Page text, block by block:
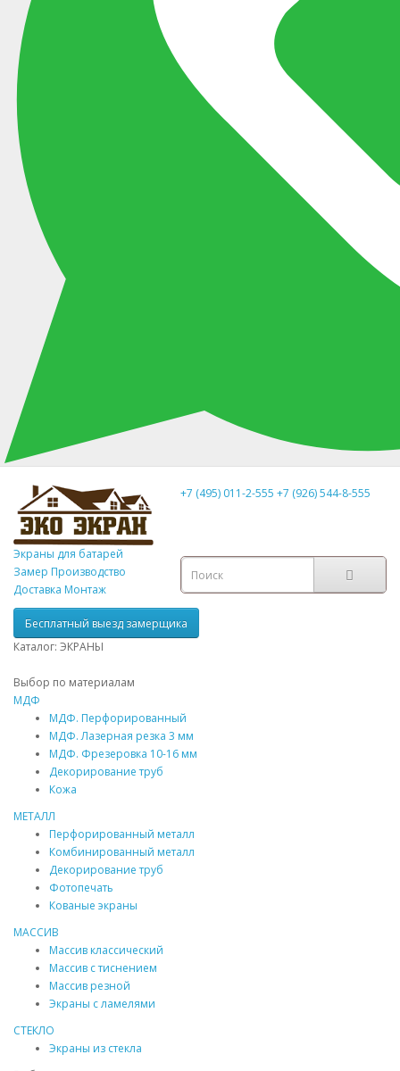
Экраны для батарей
Замер Производство
Доставка Монтаж
+7 (495) 011-2-555 +7 (926) 544-8-555
Бесплатный выезд замерщика
Каталог: ЭКРАНЫ
Выбор по материалам
МДФ
МДФ. Перфорированный
МДФ. Лазерная резка 3 мм
МДФ. Фрезеровка 10-16 мм
Декорирование труб
Кожа
МЕТАЛЛ
Перфорированный металл
Комбинированный металл
Декорирование труб
Фотопечать
Кованые экраны
МАССИВ
Массив классический
Массив с тиснением
Массив резной
Экраны с ламелями
СТЕКЛО
Экраны из стекла